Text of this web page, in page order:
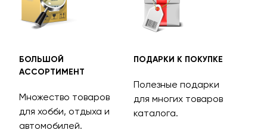
БОЛЬШОЙ
АССОРТИМЕНТ
Множество товаров
для хобби, отдыха и
автомобилей.
ПОДАРКИ К ПОКУПКЕ
Полезные подарки
для многих товаров
каталога.